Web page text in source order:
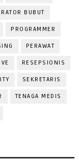
BUBUT
PROGRAMMER
PERAWAT
RESEPSIONIS
SEKRETARIS
TENAGA MEDIS